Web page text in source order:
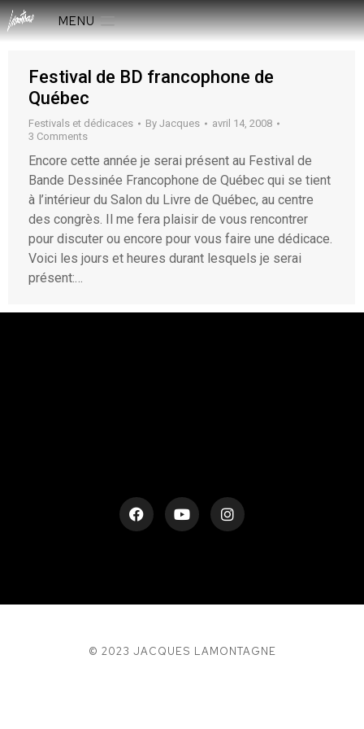
MENU
Festival de BD francophone de
Québec
Festivals et dédicaces By Jacques
avril 14, 2008
3 Comments
Encore cette année je serai présent au Festival de
Bande Dessinée Francophone de Québec qui se tient
à l’intérieur du Salon du Livre de Québec, au centre
des congrès. Il me fera plaisir de vous rencontrer
pour discuter ou encore pour vous faire une dédicace.
Voici les jours et heures durant lesquels je serai
présent:…
© 2023 JACQUES LAMONTAGNE